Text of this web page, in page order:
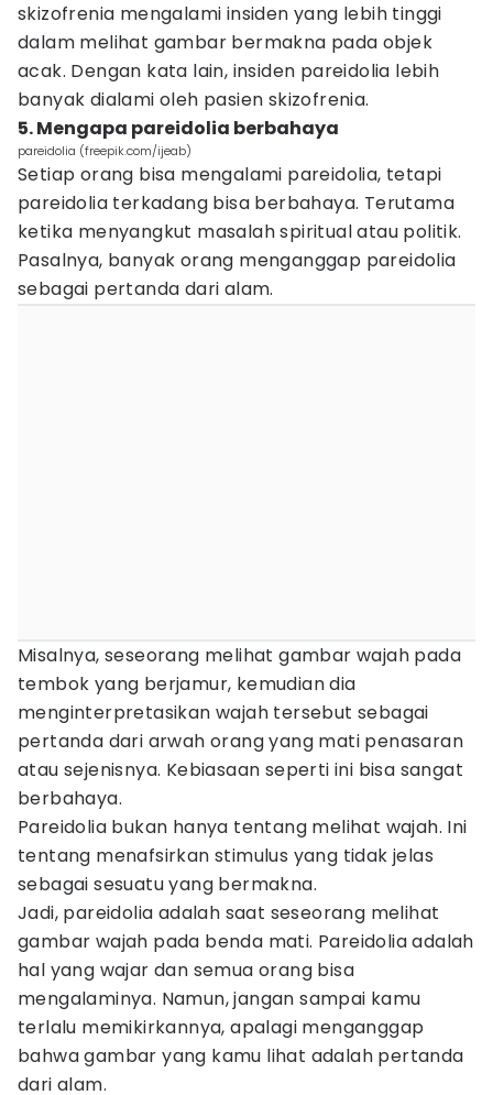
skizofrenia mengalami insiden yang lebih tinggi
dalam melihat gambar bermakna pada objek
acak. Dengan kata lain, insiden pareidolia lebih
banyak dialami oleh pasien skizofrenia.
5. Mengapa pareidolia berbahaya
pareidolia (freepik.com/ijeab)
Setiap orang bisa mengalami pareidolia, tetapi
pareidolia terkadang bisa berbahaya. Terutama
ketika menyangkut masalah spiritual atau politik.
Pasalnya, banyak orang menganggap pareidolia
sebagai pertanda dari alam.
Misalnya, seseorang melihat gambar wajah pada
tembok yang berjamur, kemudian dia
menginterpretasikan wajah tersebut sebagai
pertanda dari arwah orang yang mati penasaran
atau sejenisnya. Kebiasaan seperti ini bisa sangat
berbahaya.
Pareidolia bukan hanya tentang melihat wajah. Ini
tentang menafsirkan stimulus yang tidak jelas
sebagai sesuatu yang bermakna.
Jadi, pareidolia adalah saat seseorang melihat
gambar wajah pada benda mati. Pareidolia adalah
hal yang wajar dan semua orang bisa
mengalaminya. Namun, jangan sampai kamu
terlalu memikirkannya, apalagi menganggap
bahwa gambar yang kamu lihat adalah pertanda
dari alam.